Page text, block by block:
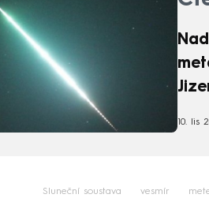
10. lis
Sluneční soustava vesmír